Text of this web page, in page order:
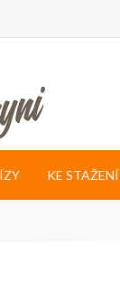
KE STAŽENÍ